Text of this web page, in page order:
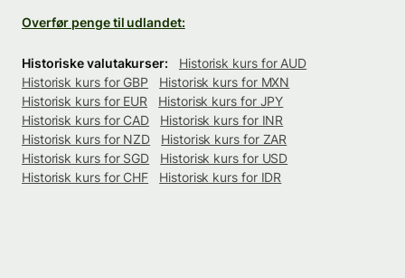
Overfør penge til udlandet:
Historiske valutakurser:
Historisk kurs for AUD
Historisk kurs for GBP
Historisk kurs for MXN
Historisk kurs for EUR
Historisk kurs for JPY
Historisk kurs for CAD
Historisk kurs for INR
Historisk kurs for NZD
Historisk kurs for ZAR
Historisk kurs for SGD
Historisk kurs for USD
Historisk kurs for CHF
Historisk kurs for IDR